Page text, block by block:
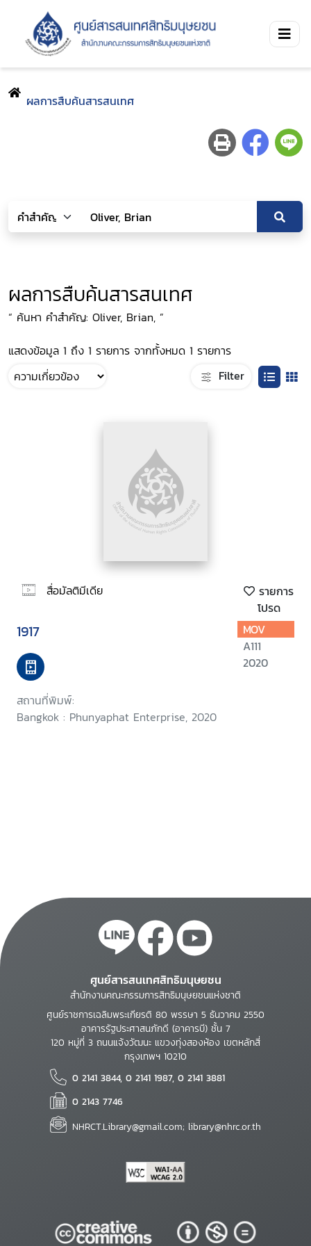
ผลการสืบค้นสารสนเทศ
ผลการสืบค้นสารสนเทศ
“ ค้นหา คำสำคัญ: Oliver, Brian, ”
แสดงข้อมูล 1 ถึง 1 รายการ จากทั้งหมด 1 รายการ
Filter
สื่อมัลติมีเดีย
รายการ
โปรด
1917
สถานที่พิมพ์:
Bangkok : Phunyaphat Enterprise, 2020
MOV
A111
2020
ศูนย์สารสนเทศสิทธิมนุษยชน
สำนักงานคณะกรรมการสิทธิมนุษยชนแห่งชาติ
ศูนย์ราชการเฉลิมพระเกียรติ 80 พรรษา 5 ธันวาคม 2550
อาคารรัฐประศาสนภักดี (อาคารบี) ชั้น 7
120 หมู่ที่ 3 ถนนแจ้งวัฒนะ แขวงทุ่งสองห้อง เขตหลักสี่
กรุงเทพฯ 10210
0 2141 3844, 0 2141 1987, 0 2141 3881
0 2143 7746
NHRCT.Library@gmail.com; library@nhrc.or.th